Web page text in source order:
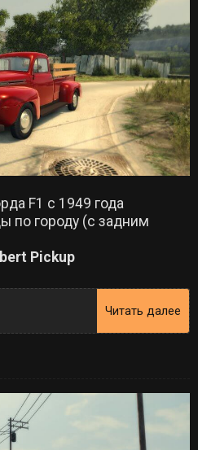
F1 с 1949 года
по городу (с задним
Pickup
Читать далее